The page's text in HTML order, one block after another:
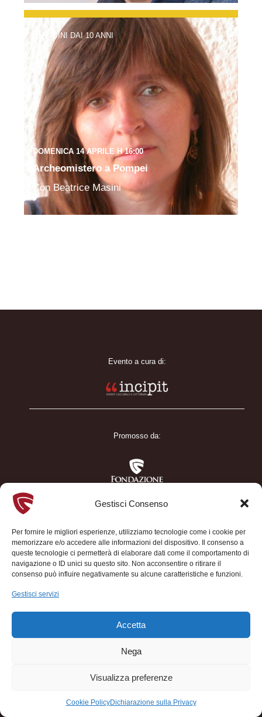
Gestisci Consenso
Per fornire le migliori esperienze, utilizziamo tecnologie come i cookie per
memorizzare e/o accedere alle informazioni del dispositivo. Il consenso a
queste tecnologie ci permetterà di elaborare dati come il comportamento di
navigazione o ID unici su questo sito. Non acconsentire o ritirare il
consenso può influire negativamente su alcune caratteristiche e funzioni.
Gestisci servizi
Accetta
Nega
Visualizza preferenze
Cookie PolicyDichiarazione sulla Privacy
BAMBINI DAI 10 ANNI
DOMENICA 14 APRILE H 16:00
Archeomistero a Pompei
Con Beatrice Masini
Evento a cura di:
Promosso da: